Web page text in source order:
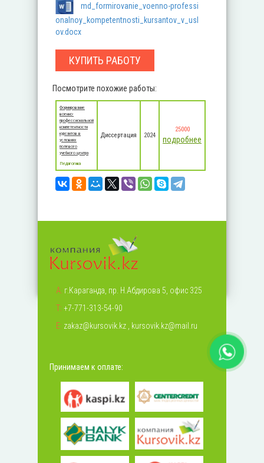
md_formirovanie_voenno-professi
onalnoy_kompetentnosti_kursantov_v_usl
ov.docx
КУПИТЬ РАБОТУ
Посмотрите похожие работы:
Формирование
военно-
профессиональной
компетентности
курсантов в
условиях
полевого
учебного центра
Педагогика
Диссертация 2024
25000
подробнее
А: г.Караганда, пр. Н.Абдирова 5, офис 325
Т: +7-771-313-54-90
Е: zakaz@kursovik.kz , kursovik.kz@mail.ru
Принимаем к оплате: